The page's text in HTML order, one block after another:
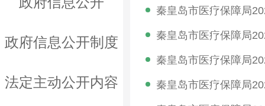
政府信息公开制度
法定主动公开内容